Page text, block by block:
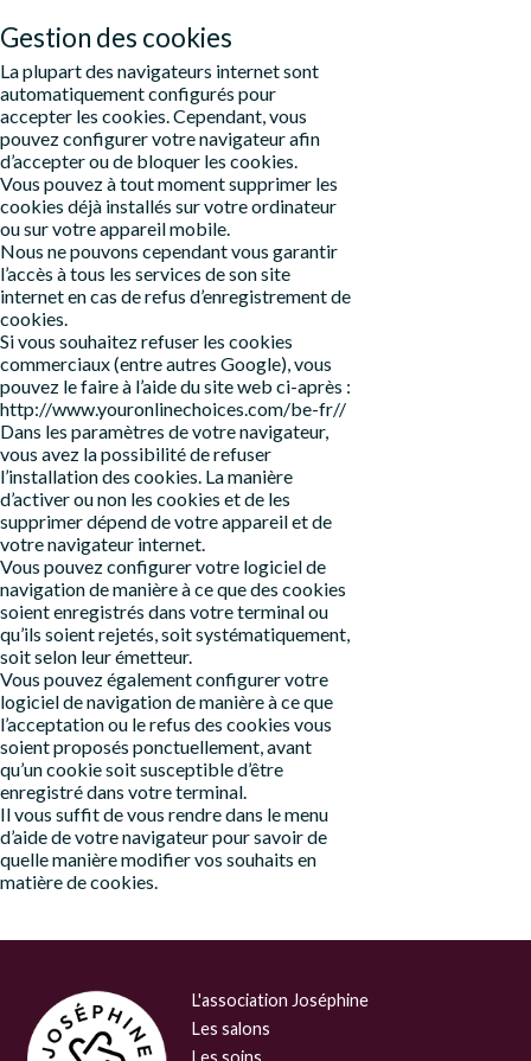
Gestion des cookies
La plupart des navigateurs internet sont
automatiquement configurés pour
accepter les cookies. Cependant, vous
pouvez configurer votre navigateur afin
d’accepter ou de bloquer les cookies.
Vous pouvez à tout moment supprimer les
cookies déjà installés sur votre ordinateur
ou sur votre appareil mobile.
Nous ne pouvons cependant vous garantir
l’accès à tous les services de son site
internet en cas de refus d’enregistrement de
cookies.
Si vous souhaitez refuser les cookies
commerciaux (entre autres Google), vous
pouvez le faire à l’aide du site web ci-après :
http://www.youronlinechoices.com/be-fr//
Dans les paramètres de votre navigateur,
vous avez la possibilité de refuser
l’installation des cookies. La manière
d’activer ou non les cookies et de les
supprimer dépend de votre appareil et de
votre navigateur internet.
Vous pouvez configurer votre logiciel de
navigation de manière à ce que des cookies
soient enregistrés dans votre terminal ou
qu’ils soient rejetés, soit systématiquement,
soit selon leur émetteur.
Vous pouvez également configurer votre
logiciel de navigation de manière à ce que
l’acceptation ou le refus des cookies vous
soient proposés ponctuellement, avant
qu’un cookie soit susceptible d’être
enregistré dans votre terminal.
Il vous suffit de vous rendre dans le menu
d’aide de votre navigateur pour savoir de
quelle manière modifier vos souhaits en
matière de cookies.
L'association Joséphine
Les salons
Les soins